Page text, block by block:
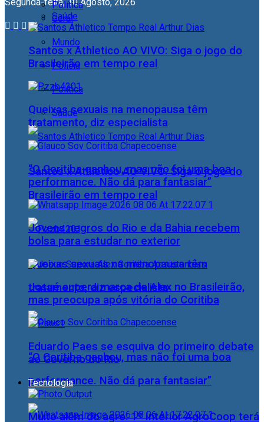
Geral
Mundo
Polícia
Política
Saúde
Santos x Athletico AO VIVO: Siga o jogo do
Brasileirão em tempo real
Queixas sexuais na menopausa têm
tratamento, diz especialista
“O Coritiba ganhou, mas não foi uma boa
performance. Não dá para fantasiar”
Política
Saúde
Santos x Athletico AO VIVO: Siga o jogo do
Brasileirão em tempo real
Queixas sexuais na menopausa têm
tratamento, diz especialista
“O Coritiba ganhou, mas não foi uma boa
performance. Não dá para fantasiar”
Jovens negros do Rio e da Bahia recebem
bolsa para estudar no exterior
Josué supera marca de Alex no Brasileirão,
mas preocupa após vitória do Coritiba
Eduardo Paes se esquiva do primeiro debate
ao Governo do Rio
Tecnologia
Muito além do agro: 1º Interior AgroCoop terá